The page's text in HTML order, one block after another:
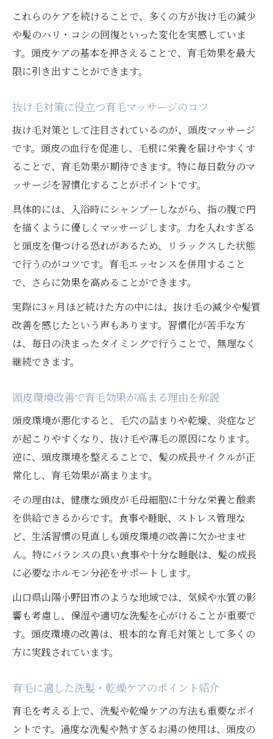
これらのケアを続けることで、多くの方が抜け毛の減少
や髪のハリ・コシの回復といった変化を実感していま
す。頭皮ケアの基本を押さえることで、育毛効果を最大
限に引き出すことができます。
抜け毛対策に役立つ育毛マッサージのコツ
抜け毛対策として注目されているのが、頭皮マッサージ
です。頭皮の血行を促進し、毛根に栄養を届けやすくす
ることで、育毛効果が期待できます。特に毎日数分のマ
ッサージを習慣化することがポイントです。
具体的には、入浴時にシャンプーしながら、指の腹で円
を描くように優しくマッサージします。力を入れすぎる
と頭皮を傷つける恐れがあるため、リラックスした状態
で行うのがコツです。育毛エッセンスを併用すること
で、さらに効果を高めることができます。
実際に3ヶ月ほど続けた方の中には、抜け毛の減少や髪質
改善を感じたという声もあります。習慣化が苦手な方
は、毎日の決まったタイミングで行うことで、無理なく
継続できます。
頭皮環境改善で育毛効果が高まる理由を解説
頭皮環境が悪化すると、毛穴の詰まりや乾燥、炎症など
が起こりやすくなり、抜け毛や薄毛の原因になります。
逆に、頭皮環境を整えることで、髪の成長サイクルが正
常化し、育毛効果が高まります。
その理由は、健康な頭皮が毛母細胞に十分な栄養と酸素
を供給できるからです。食事や睡眠、ストレス管理な
ど、生活習慣の見直しも頭皮環境の改善に欠かせませ
ん。特にバランスの良い食事や十分な睡眠は、髪の成長
に必要なホルモン分泌をサポートします。
山口県山陽小野田市のような地域では、気候や水質の影
響も考慮し、保湿や適切な洗髪を心がけることが重要で
す。頭皮環境の改善は、根本的な育毛対策として多くの
方に実践されています。
育毛に適した洗髪・乾燥ケアのポイント紹介
育毛を考える上で、洗髪や乾燥ケアの方法も重要なポイ
ントです。過度な洗髪や熱すぎるお湯の使用は、頭皮の